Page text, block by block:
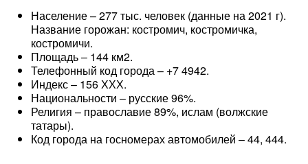
Население – 277 тыс. человек (данные на 2021 г).
Название горожан: костромич, костромичка,
костромичи.
Площадь – 144 км2.
Телефонный код города – +7 4942.
Индекс – 156 ХХХ.
Национальности – русские 96%.
Религия – православие 89%, ислам (волжские
татары).
Код города на госномерах автомобилей – 44, 444.